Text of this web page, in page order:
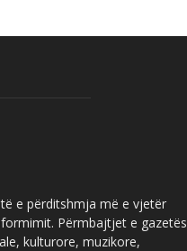
e përditshmja më e vjetër
Përmbajtjet e gazetës
kulturore, muzikore,